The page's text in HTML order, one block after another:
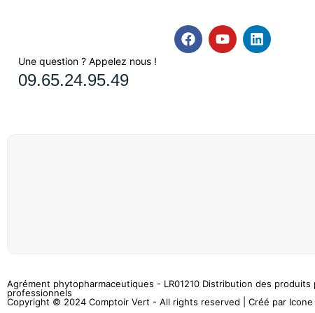
Une question ? Appelez nous !
09.65.24.95.49
Agrément phytopharmaceutiques - LR01210 Distribution des produits
professionnels
Copyright © 2024 Comptoir Vert - All rights reserved | Créé par